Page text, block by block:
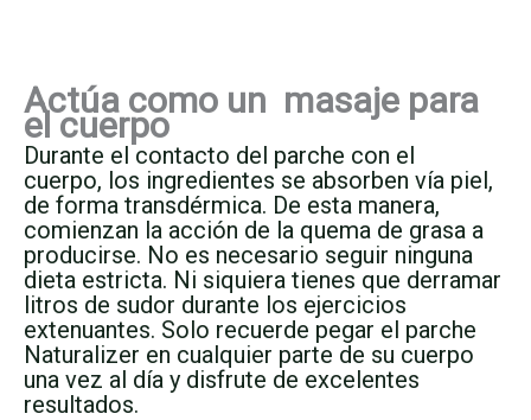
Actúa como un masaje para
el cuerpo
Durante el contacto del parche con el
cuerpo, los ingredientes se absorben vía piel,
de forma transdérmica. De esta manera,
comienzan la acción de la quema de grasa a
producirse. No es necesario seguir ninguna
dieta estricta. Ni siquiera tienes que derramar
litros de sudor durante los ejercicios
extenuantes. Solo recuerde pegar el parche
Naturalizer en cualquier parte de su cuerpo
una vez al día y disfrute de excelentes
resultados.